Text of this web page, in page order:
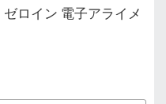
ゼロイン 電子アライメ